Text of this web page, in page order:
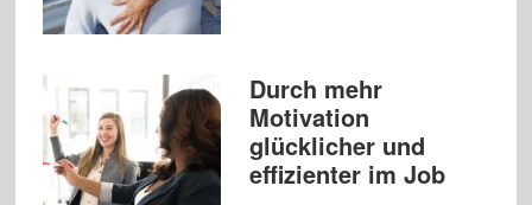
Durch mehr
Motivation
glücklicher und
effizienter im Job